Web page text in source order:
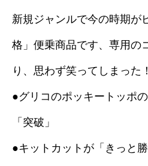
新規ジャンルで今の時期が
格」便乗商品です、専用の
り、思わず笑ってしまった！
●グリコのポッキートッポ
「突破」
●キットカットが「きっと勝